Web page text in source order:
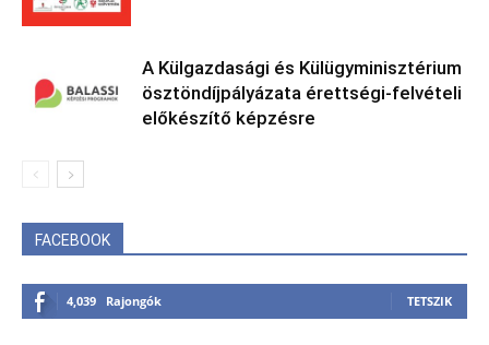
A Külgazdasági és Külügyminisztérium
ösztöndíjpályázata érettségi-felvételi
előkészítő képzésre
FACEBOOK
4,039 Rajongók TETSZIK